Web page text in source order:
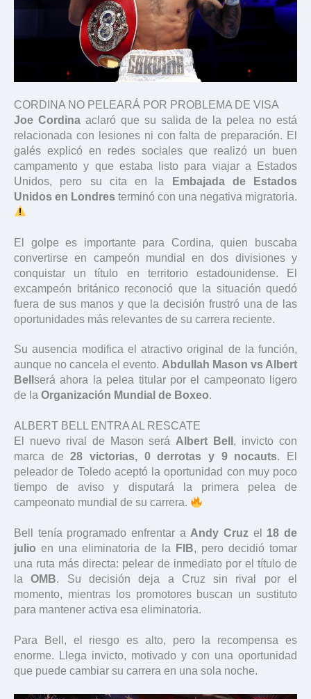
CORDINA NO PELEARÁ POR PROBLEMA DE VISA
Joe Cordinaaclaró que su salida de la pelea no está
relacionada con lesiones ni con falta de preparación. El
galés explicó en redes sociales que realizó un buen
campamento y que estaba listo para viajar a Estados
Unidos, pero su cita en la
Embajada de Estados
Unidos en Londres terminó con una negativa migratoria.
El golpe es importante para Cordina, quien buscaba
convertirse en campeón mundial en dos divisiones y
conquistar un título en territorio estadounidense. El
excampeón británico reconoció que la situación quedó
fuera de sus manos y que la decisión frustró una de las
oportunidades más relevantes de su carrera reciente.
Su ausencia modifica el atractivo original de la función,
aunque no cancela el evento. Abdullah Mason vs Albert
Bell será ahora la pelea titular por el campeonato ligero
de la Organización Mundial de Boxeo.
ALBERT BELL ENTRA AL RESCATE
El nuevo rival de Mason será Albert Bell , invicto con
marca de28 victorias, 0 derrotas y 9 nocauts. El
peleador de Toledo aceptó la oportunidad con muy poco
tiempo de aviso y disputará la primera pelea de
campeonato mundial de su carrera.
Bell tenía programado enfrentar a Andy Cruz el 18 de
julio en una eliminatoria de la FIB, pero decidió tomar
una ruta más directa: pelear de inmediato por el título de
laOMB. Su decisión deja a Cruz sin rival por el
momento, mientras los promotores buscan un sustituto
para mantener activa esa eliminatoria.
Para Bell, el riesgo es alto, pero la recompensa es
enorme. Llega invicto, motivado y con una oportunidad
que puede cambiar su carrera en una sola noche.